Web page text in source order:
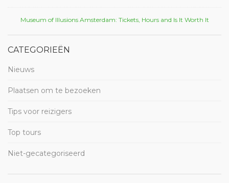
Museum of Illusions Amsterdam: Tickets, Hours and Is It Worth It
CATEGORIEËN
Nieuws
Plaatsen om te bezoeken
Tips voor reizigers
Top tours
Niet-gecategoriseerd